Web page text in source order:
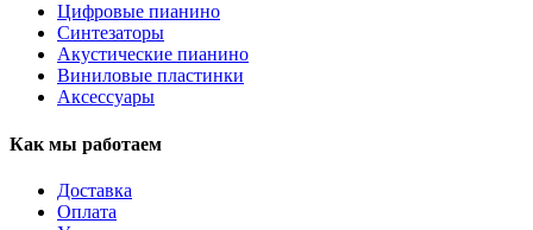
Цифровые пианино
Синтезаторы
Акустические пианино
Виниловые пластинки
Аксессуары
Как мы работаем
Доставка
Оплата